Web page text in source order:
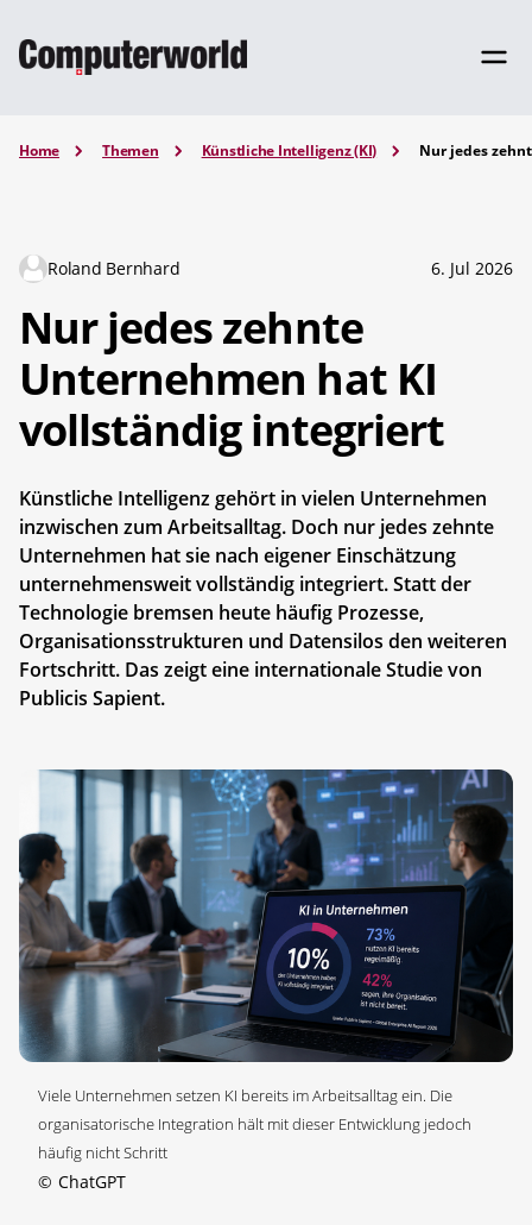
Home Themen Künstliche Intelligenz (KI) Nur jedes
Roland Bernhard 6. Jul 2026
Nur jedes zehnte
Unternehmen hat KI
vollständig integriert
Künstliche Intelligenz gehört in vielen Unternehmen
inzwischen zum Arbeitsalltag. Doch nur jedes zehnte
Unternehmen hat sie nach eigener Einschätzung
unternehmensweit vollständig integriert. Statt der
Technologie bremsen heute häufig Prozesse,
Organisationsstrukturen und Datensilos den weiteren
Fortschritt. Das zeigt eine internationale Studie von
Publicis Sapient.
Viele Unternehmen setzen KI bereits im Arbeitsalltag ein. Die
organisatorische Integration hält mit dieser Entwicklung jedoch
häufig nicht Schritt
© ChatGPT